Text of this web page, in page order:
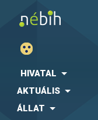
HIVATAL
AKTUÁLIS
ÁLLAT